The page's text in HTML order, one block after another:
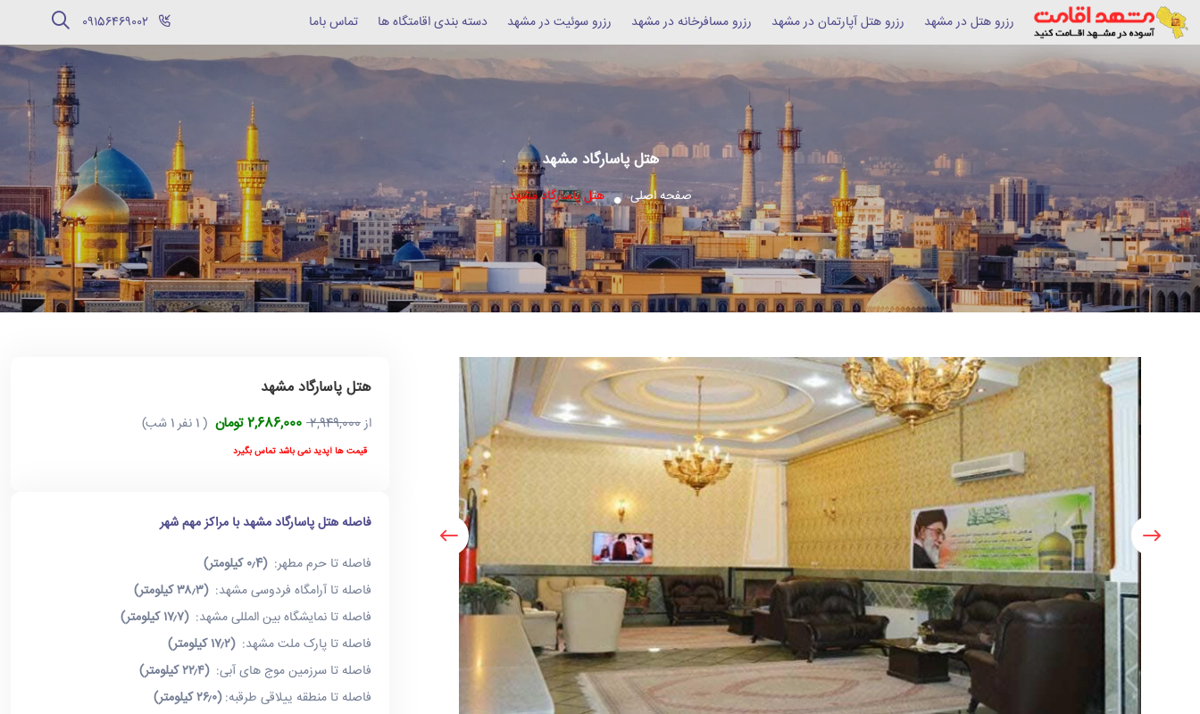
رزرو هتل در مشهد رزرو هتل آپارتمان در مشهد رزرو مسافرخانه در مشهد رزرو سوئیت در مشهد دسته بندی اقامتگاه ها تماس باما
هتل پاسارگاد مشهد
صفحه اصلی هتل پاسارگاد مشهد
هتل پاسارگاد مشهد
از2,949,000 2,686,000 تومان ( 1 نفر 1 شب)
قیمت ها آپدید نمی باشد تماس بگیرد
فاصله هتل پاسارگاد مشهد با مراکز مهم شهر
فاصله تا حرم مطهر:(۰٫4 کیلومتر)
فاصله تا آرامگاه فردوسی مشهد:(۳۸٫۳ کیلومتر)
فاصله تا نمایشگاه بین المللی مشهد:(۱۷٫۷ کیلومتر)
فاصله تا پارک ملت مشهد:(۱۷٫۲ کیلومتر)
فاصله تا سرزمین موج های آبی:(۲۲٫۴ کیلومتر)
فاصله تا منطقه ییلاقی طرقبه:(۲۶٫۰ کیلومتر)